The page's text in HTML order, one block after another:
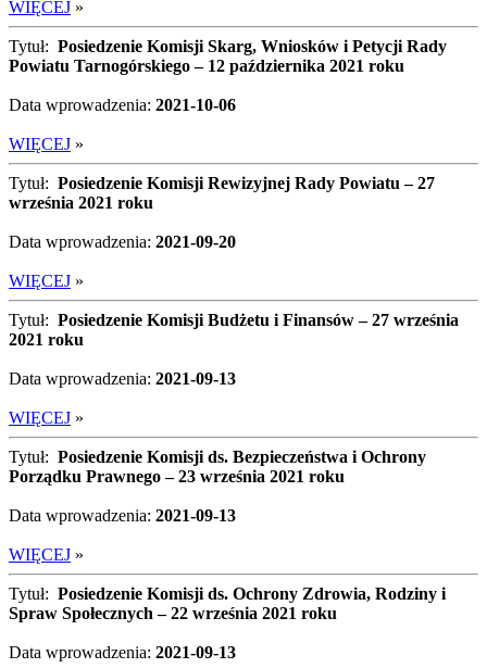
WIĘCEJ »
Tytuł: Posiedzenie Komisji Skarg, Wniosków i Petycji Rady
Powiatu Tarnogórskiego – 12 października 2021 roku
Data wprowadzenia: 2021-10-06
WIĘCEJ »
Tytuł: Posiedzenie Komisji Rewizyjnej Rady Powiatu – 27
września 2021 roku
Data wprowadzenia: 2021-09-20
WIĘCEJ »
Tytuł: Posiedzenie Komisji Budżetu i Finansów – 27 września
2021 roku
Data wprowadzenia: 2021-09-13
WIĘCEJ »
Tytuł: Posiedzenie Komisji ds. Bezpieczeństwa i Ochrony
Porządku Prawnego – 23 września 2021 roku
Data wprowadzenia: 2021-09-13
WIĘCEJ »
Tytuł: Posiedzenie Komisji ds. Ochrony Zdrowia, Rodziny i
Spraw Społecznych – 22 września 2021 roku
Data wprowadzenia: 2021-09-13